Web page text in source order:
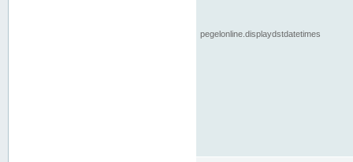
pegelonline.displaydstdatetimes